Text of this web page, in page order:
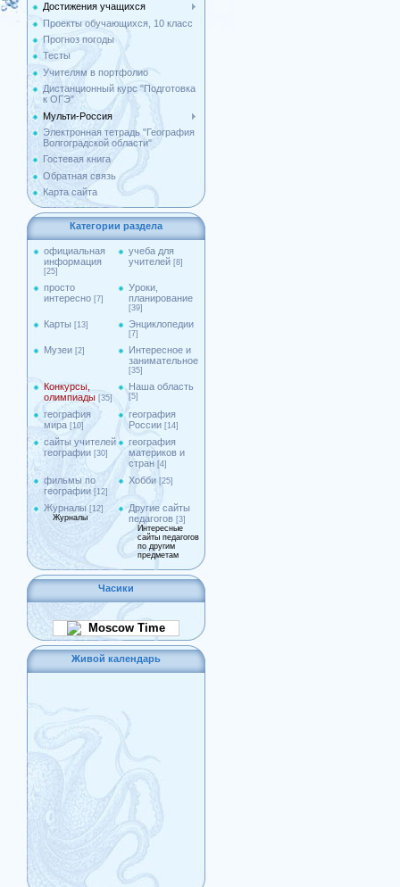
Достижения учащихся
Проекты обучающихся, 10 класс
Прогноз погоды
Тесты
Учителям в портфолио
Дистанционный курс "Подготовка
к ОГЭ"
Мульти-Россия
Электронная тетрадь "География
Волгоградской области"
Гостевая книга
Обратная связь
Карта сайта
Категории раздела
официальная
информация
[25]
учеба для
учителей [8]
просто
интересно [7]
Уроки,
планирование
[39]
Карты [13] Энциклопедии
[7]
Музеи [2]
Интересное и
занимательное
[35]
Конкурсы,
олимпиады [35]
Наша область
[5]
география
мира [10]
география
России [14]
сайты учителей
географии [30]
география
материков и
стран [4]
фильмы по
географии [12]
Хобби [25]
Журналы [12]
Журналы
Другие сайты
педагогов [3]
Интересные
сайты педагогов
по другим
предметам
Часики
Moscow Time
Живой календарь